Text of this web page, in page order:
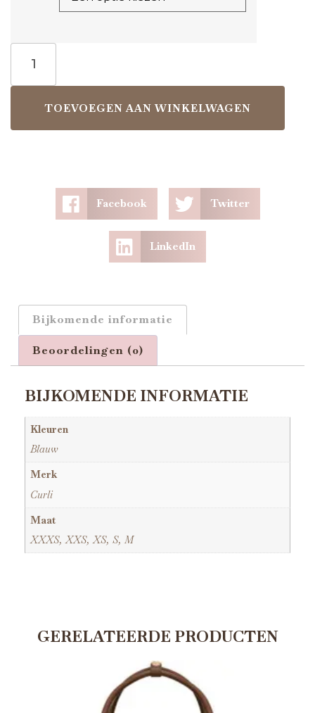
TOEVOEGEN AAN WINKELWAGEN
Facebook Twitter
LinkedIn
Bijkomende informatie
Beoordelingen (0)
BIJKOMENDE INFORMATIE
Kleuren
Blauw
Merk
Curli
Maat
XXXS, XXS, XS, S, M
GERELATEERDE PRODUCTEN